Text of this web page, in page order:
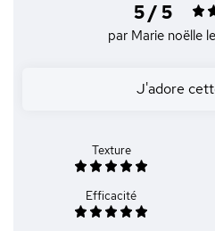
5 / 5
par Marie noëlle
J'adore
Texture
Efficacité